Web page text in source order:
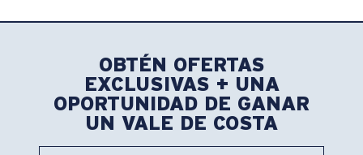
OBTÉN OFERTAS
EXCLUSIVAS + UNA
OPORTUNIDAD DE GANAR
UN VALE DE COSTA